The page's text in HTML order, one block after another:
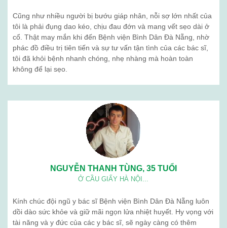
Cũng như nhiều người bị bướu giáp nhân, nỗi sợ lớn nhất của
tôi là phải đụng dao kéo, chịu đau đớn và mang vết sẹo dài ở
cổ. Thật may mắn khi đến Bệnh viện Bình Dân Đà Nẵng, nhờ
phác đồ điều trị tiên tiến và sự tư vấn tận tình của các bác sĩ,
tôi đã khỏi bệnh nhanh chóng, nhẹ nhàng mà hoàn toàn
không để lại sẹo.
NGUYỄN THANH TÙNG, 35 TUỔI
Ở CẦU GIẤY HÀ NỘI...
Kính chúc đội ngũ y bác sĩ Bệnh viện Bình Dân Đà Nẵng luôn
dồi dào sức khỏe và giữ mãi ngọn lửa nhiệt huyết. Hy vọng với
tài năng và y đức của các y bác sĩ, sẽ ngày càng có thêm